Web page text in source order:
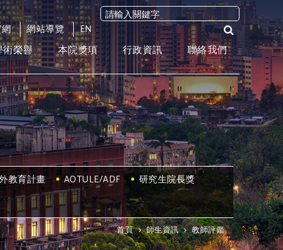
網站導覽 EN
術榮譽 本院獎項 行政資訊 聯絡我們
教育計畫 AOTULE/ADF
研究生院長獎
首頁 > 師生資訊 > 教師評鑑